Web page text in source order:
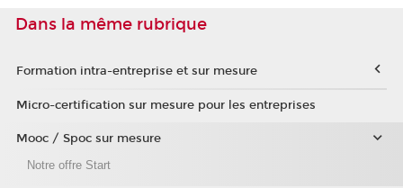
Dans la même rubrique
Formation intra-entreprise et sur mesure
Micro-certification sur mesure pour les entreprises
Mooc / Spoc sur mesure
Notre offre Start